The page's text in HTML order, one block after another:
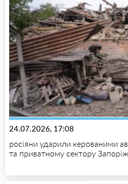
24.07.2026, 17:08
росіяни ударили керованими
та приватному сектору